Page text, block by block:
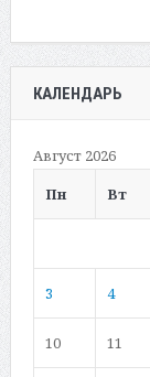
КАЛЕНДАРЬ
Август 2026
Пн
Вт
3 4
10 11